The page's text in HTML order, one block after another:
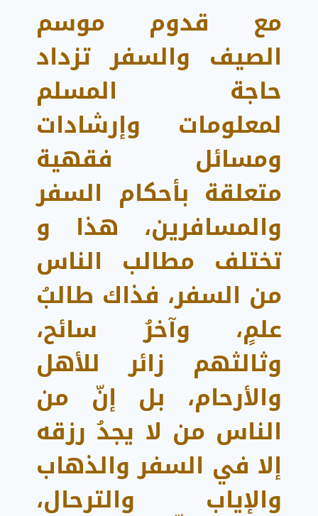
مع قدوم موسم
الصيف والسفر تزداد
حاجة المسلم
لمعلومات وإرشادات
ومسائل فقهية
متعلقة بأحكام السفر
والمسافرين، هذا و
تختلف مطالب الناس
من السفر، فذاك طالبُ
علمٍ، وآخرُ سائح،
وثالثهم زائر للأهل
والأرحام، بل إنّ من
الناس من لا يجدُ رزقه
إلا في السفر والذهاب
والإياب والترحال،